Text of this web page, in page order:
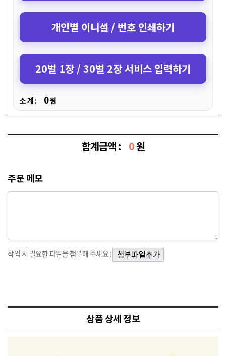
개인별 이니셜 / 번호 인쇄하기
20벌 1장 / 30벌 2장 서비스 입력하기
소 계 : 0원
합계금액 : 0원
주문 메모
작업 시 필요한 파일을 첨부해 주세요 :
상품 상세 정보